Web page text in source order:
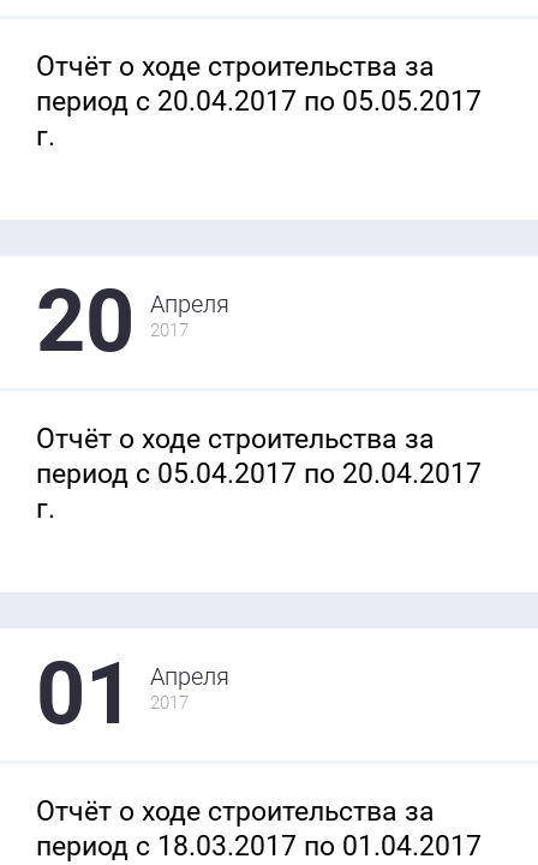
Отчёт о ходе строительства за
период с 20.04.2017 по 05.05.2017
г.
20 Апреля
2017
Отчёт о ходе строительства за
период с 05.04.2017 по 20.04.2017
г.
01 Апреля
2017
Отчёт о ходе строительства за
период с 18.03.2017 по 01.04.2017